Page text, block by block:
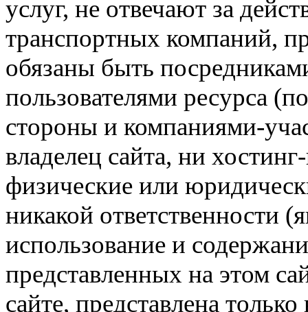
услуг, не отвечают за
транспортных компаний,
обязаны быть
пользователями ресурса
стороны и компаниями-
владелец сайта, ни
физические или
никакой ответственности
использование и
представленных на этом
сайте, представлена